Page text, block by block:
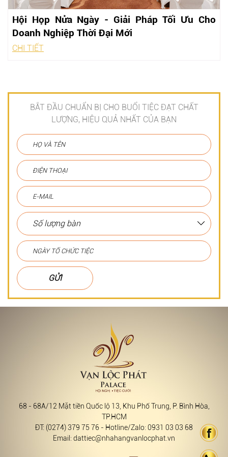
Hội Họp Nửa Ngày - Giải Pháp Tối Ưu Cho
Doanh Nghiệp Thời Đại Mới
CHI TIẾT
BẮT ĐẦU CHUẨN BỊ CHO BUỔI TIỆC ĐẠT CHẤT
LƯỢNG, HIỆU QUẢ NHẤT CỦA BẠN
GỬI
68 - 68A/12 Mặt tiền Quốc lộ 13, Khu Phố Trung, P. Bình Hòa,
TP.HCM
ĐT: (0274) 379 75 76 - Hotline/Zalo: 0931 03 03 68
Email: dattiec@nhahangvanlocphat.vn